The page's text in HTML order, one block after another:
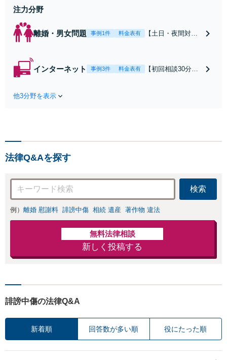
注力分野
離婚・男女問題 事例1件 料金表有
【土日・夜間対応
れたら、サインす
インターネット 事例3件 料金表有
【初回相談30分無
お店の風評被害対
応可：開示請求の
意見照会が来たと
きの対処法、被害
者との示談交渉
他3分野を表示
法律Q&Aを探す
検索
例） 離婚 慰謝料 誹謗中傷 相続 遺産 著作物 違法
無料法律相談
新しく投稿する
誹謗中傷の法律Q&A
新着順 回答数が多い順 役にたった順